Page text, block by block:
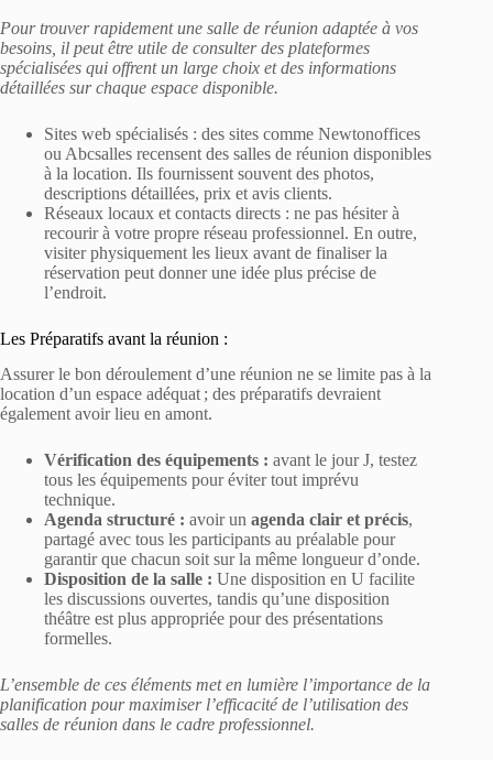
Pour trouver rapidement une salle de réunion adaptée à vos
besoins, il peut être utile de consulter des plateformes
spécialisées qui offrent un large choix et des informations
détaillées sur chaque espace disponible.
Sites web spécialisés : des sites comme Newtonoffices
ou Abcsalles recensent des salles de réunion disponibles
à la location. Ils fournissent souvent des photos,
descriptions détaillées, prix et avis clients.
Réseaux locaux et contacts directs : ne pas hésiter à
recourir à votre propre réseau professionnel. En outre,
visiter physiquement les lieux avant de finaliser la
réservation peut donner une idée plus précise de
l’endroit.
Les Préparatifs avant la réunion :
Assurer le bon déroulement d’une réunion ne se limite pas à la
location d’un espace adéquat ; des préparatifs devraient
également avoir lieu en amont.
Vérification des équipements : avant le jour J, testez
tous les équipements pour éviter tout imprévu
technique.
Agenda structuré : avoir un agenda clair et précis,
partagé avec tous les participants au préalable pour
garantir que chacun soit sur la même longueur d’onde.
Disposition de la salle : Une disposition en U facilite
les discussions ouvertes, tandis qu’une disposition
théâtre est plus appropriée pour des présentations
formelles.
L’ensemble de ces éléments met en lumière l’importance de la
planification pour maximiser l’efficacité de l’utilisation des
salles de réunion dans le cadre professionnel.